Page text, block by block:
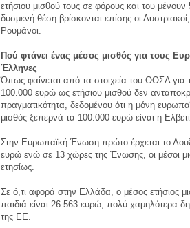
ετήσιου μισθού τους σε φόρους και του
δυσμενή θέση βρίσκονται επίσης οι
Ρουμάνοι.
Πού φτάνει ένας μέσος μισθός για τους
Έλληνες
Όπως φαίνεται από τα στοιχεία του ΟΟΣΑ για
100.000 ευρώ ως ετήσιου μισθού δεν
πραγματικότητα, δεδομένου ότι η μόνη
μισθός ξεπερνά τα 100.000 ευρώ είναι η
Στην Ευρωπαϊκή Ένωση πρώτο έρχεται το
ευρώ ενώ σε 13 χώρες της Ένωσης, οι μέσοι
ετησίως.
Σε ό,τι αφορά στην Ελλάδα, ο μέσος ετήσιος
παιδιά είναι 26.563 ευρώ, πολύ χαμηλότερα
της ΕΕ.